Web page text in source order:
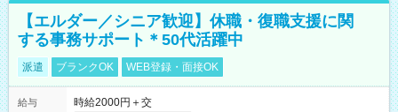
【エルダー／シニア歓迎】休職・復職支援に関
する事務サポート＊50代活躍中
派遣 ブランクOK WEB登録・面接OK
給与
時給2000円＋交